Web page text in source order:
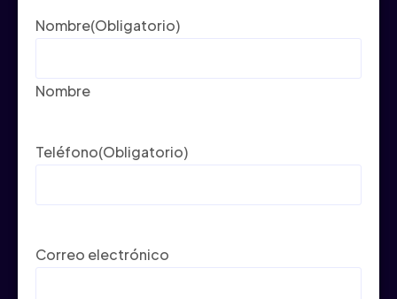
Nombre(Obligatorio)
Nombre
Teléfono(Obligatorio)
Correo electrónico